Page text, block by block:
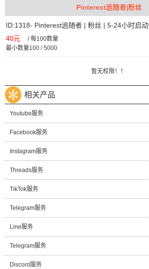
Pinterest追随者|粉丝
ID:1318- Pinterest追随者 | 粉丝 | 5-24小时启动
40元 /每100数量
最小数量100 / 5000
暂无权限！！
相关产品
Youtube服务
Facebook服务
Instagram服务
Threads服务
TikTok服务
Telegram服务
Line服务
Telegram服务
Discord服务